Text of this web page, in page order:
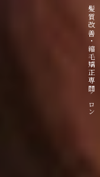
二子新地 髪質改善・縮毛矯正専門サロン